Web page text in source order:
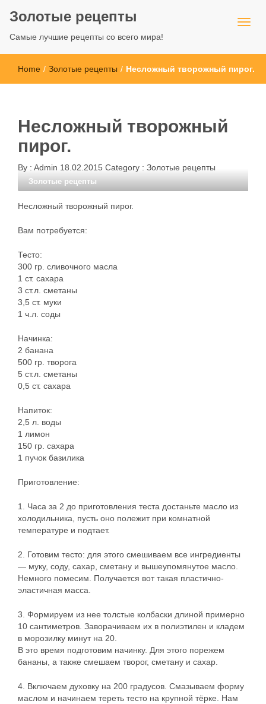
Золотые рецепты
Самые лучшие рецепты со всего мира!
Home / Золотые рецепты / Несложный творожный пирог.
Несложный творожный
пирог.
By : Admin 18.02.2015 Category : Золотые рецепты
Золотые рецепты
Несложный творожный пирог.
Вам потребуется:
Тесто:
300 гр. сливочного масла
1 ст. сахара
3 ст.л. сметаны
3,5 ст. муки
1 ч.л. соды
Начинка:
2 банана
500 гр. творога
5 ст.л. сметаны
0,5 ст. сахара
Напиток:
2,5 л. воды
1 лимон
150 гр. сахара
1 пучок базилика
Приготовление:
1. Часа за 2 до приготовления теста достаньте масло из
холодильника, пусть оно полежит при комнатной
температуре и подтает.
2. Готовим тесто: для этого смешиваем все ингредиенты
— муку, соду, сахар, сметану и вышеупомянутое масло.
Немного помесим. Получается вот такая пластично-
эластичная масса.
3. Формируем из нее толстые колбаски длиной примерно
10 сантиметров. Заворачиваем их в полиэтилен и кладем
в морозилку минут на 20.
В это время подготовим начинку. Для этого порежем
бананы, а также смешаем творог, сметану и сахар.
4. Включаем духовку на 200 градусов. Смазываем форму
маслом и начинаем тереть тесто на крупной тёрке. Нам